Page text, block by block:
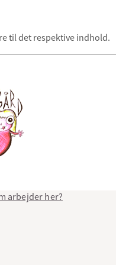
til det respektive indhold.
arbejder her?